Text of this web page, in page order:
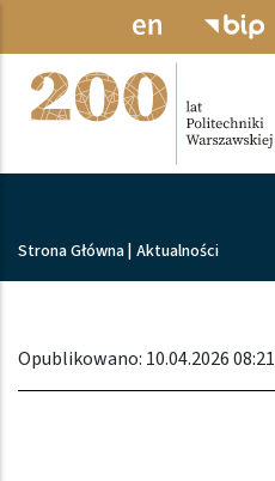
Przejdź do treści
Ścieżka nawigacyjna
Strona Główna Aktualności
Opublikowano: 10.04.2026 08:21